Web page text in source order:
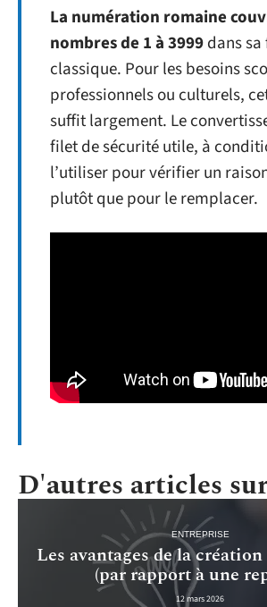
La numération romaine
nombres de 1 à 3999dans
classique. Pour les besoins
professionnels ou culturels,
suffit largement. Le
filet de sécurité utile, à
l’utiliser pour vérifier un
plutôt que pour le remplacer.
D'autres articles
ENTREPRISE
Les avantages de la
(par rapport à une
12 mars 2026